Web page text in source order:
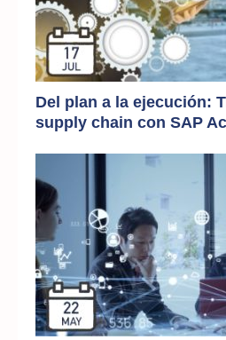
Del plan a la ejecución:
supply chain con SAP